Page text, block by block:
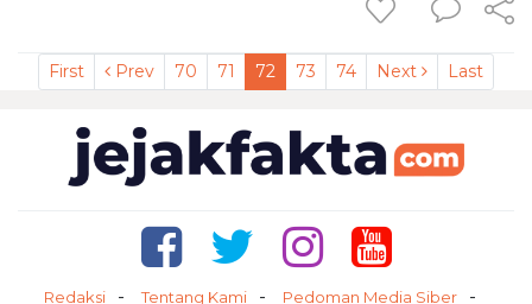
First Prev 70 71 72 73 74 Next Last
Redaksi Tentang Kami Pedoman Media Siber